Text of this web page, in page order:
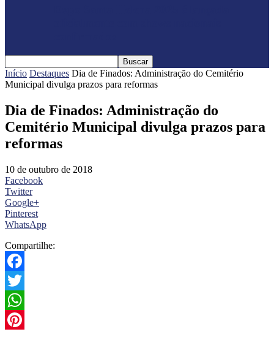
Início Destaques Dia de Finados: Administração do Cemitério
Municipal divulga prazos para reformas
Dia de Finados: Administração do
Cemitério Municipal divulga prazos para
reformas
10 de outubro de 2018
Facebook
Twitter
Google+
Pinterest
WhatsApp
Compartilhe:
Facebook
Twitter
WhatsApp